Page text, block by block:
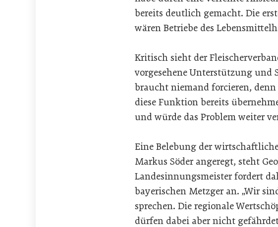
bereits deutlich gemacht. Die
wären Betriebe des
Kritisch sieht der
vorgesehene Unterstützung und
braucht niemand forcieren,
diese Funktion bereits
und würde das Problem weiter
Eine Belebung der
Markus Söder angeregt, steht
Landesinnungsmeister fordert
bayerischen Metzger an. „Wir
sprechen. Die regionale
dürfen dabei aber nicht